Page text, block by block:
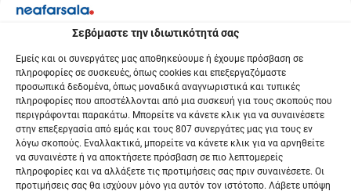
Σεβόμαστε την ιδιωτικότητά σας
Εμείς και οι συνεργάτες μας αποθηκεύουμε ή έχουμε πρόσβαση σε
πληροφορίες σε συσκευές, όπως cookies και επεξεργαζόμαστε
προσωπικά δεδομένα, όπως μοναδικά αναγνωριστικά και τυπικές
πληροφορίες που αποστέλλονται από μια συσκευή για τους σκοπούς που
περιγράφονται παρακάτω. Μπορείτε να κάνετε κλικ για να συναινέσετε
στην επεξεργασία από εμάς και τους 807 συνεργάτες μας για τους εν
λόγω σκοπούς. Εναλλακτικά, μπορείτε να κάνετε κλικ για να αρνηθείτε
να συναινέστε ή να αποκτήσετε πρόσβαση σε πιο λεπτομερείς
πληροφορίες και να αλλάξετε τις προτιμήσεις σας πριν συναινέσετε. Οι
προτιμήσεις σας θα ισχύουν μόνο για αυτόν τον ιστότοπο. Λάβετε υπόψη
ρ
ρ
ω
ν